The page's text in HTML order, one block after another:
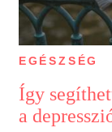
EGÉSZSÉG
Így
a